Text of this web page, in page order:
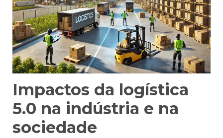
Impactos da logística
5.0 na indústria e na
sociedade